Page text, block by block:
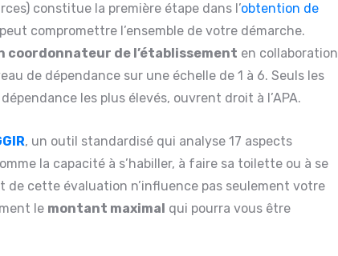
constitue la première étape dans l’obtention de
compromettre l’ensemble de votre démarche.
coordonnateur de l’établissement en collaboration
de dépendance sur une échelle de 1 à 6. Seuls les
les plus élevés, ouvrent droit à l’APA.
, un outil standardisé qui analyse 17 aspects
la capacité à s’habiller, à faire sa toilette ou à se
de cette évaluation n’influence pas seulement votre
le montant maximal qui pourra vous être